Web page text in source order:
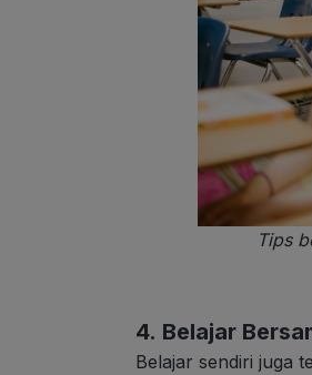
Tips
4. Belajar
Belajar sendiri juga